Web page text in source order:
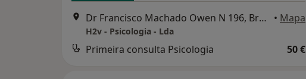
Dr Francisco Machado Owen N 196, Braga • Mapa
H2v - Psicologia - Lda
Primeira consulta Psicologia 50 €